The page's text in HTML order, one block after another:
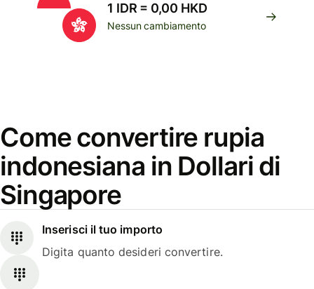
1 IDR = 0,00 HKD
Nessun cambiamento
Come convertire rupia
indonesiana in Dollari di
Singapore
Inserisci il tuo importo
Digita quanto desideri convertire.